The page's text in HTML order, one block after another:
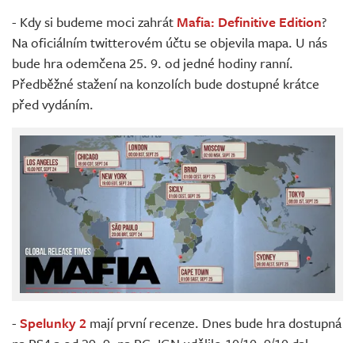
- Kdy si budeme moci zahrát Mafia: Definitive Edition?
Na oficiálním twitterovém účtu se objevila mapa. U nás
bude hra odemčena 25. 9. od jedné hodiny ranní.
Předběžné stažení na konzolích bude dostupné krátce
před vydáním.
- Spelunky 2 mají první recenze. Dnes bude hra dostupná